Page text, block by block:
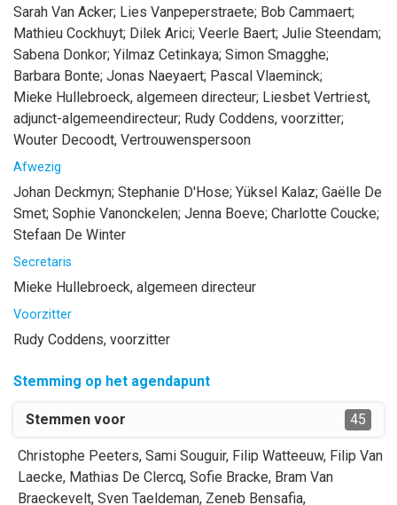
Sarah Van Acker; Lies Vanpeperstraete; Bob Cammaert;
Mathieu Cockhuyt; Dilek Arici; Veerle Baert; Julie Steendam;
Sabena Donkor; Yilmaz Cetinkaya; Simon Smagghe;
Barbara Bonte; Jonas Naeyaert; Pascal Vlaeminck;
Mieke Hullebroeck, algemeen directeur; Liesbet Vertriest,
adjunct-algemeendirecteur; Rudy Coddens, voorzitter;
Wouter Decoodt, Vertrouwenspersoon
Afwezig
Johan Deckmyn; Stephanie D'Hose; Yüksel Kalaz; Gaëlle De
Smet; Sophie Vanonckelen; Jenna Boeve; Charlotte Coucke;
Stefaan De Winter
Secretaris
Mieke Hullebroeck, algemeen directeur
Voorzitter
Rudy Coddens, voorzitter
Stemming op het agendapunt
Stemmen voor 45
Christophe Peeters, Sami Souguir, Filip Watteeuw, Filip Van
Laecke, Mathias De Clercq, Sofie Bracke, Bram Van
Braeckevelt, Sven Taeldeman, Zeneb Bensafia,